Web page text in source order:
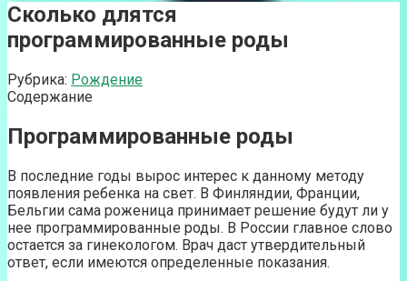
Сколько длятся
программированные роды
Рубрика: Рождение
Содержание
Программированные роды
В последние годы вырос интерес к данному методу
появления ребенка на свет. В Финляндии, Франции,
Бельгии сама роженица принимает решение будут ли у
нее программированные роды. В России главное слово
остается за гинекологом. Врач даст утвердительный
ответ, если имеются определенные показания.